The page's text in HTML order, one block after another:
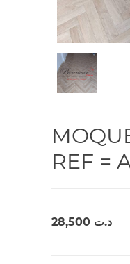
REF =
د.ت